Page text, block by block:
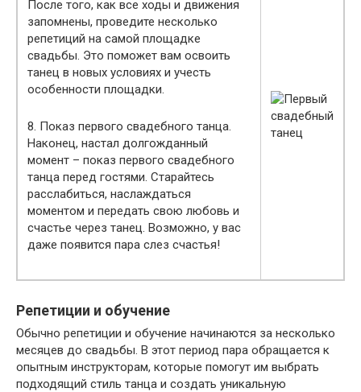
После того, как все ходы и движения
запомнены, проведите несколько
репетиций на самой площадке
свадьбы. Это поможет вам освоить
танец в новых условиях и учесть
особенности площадки.
8. Показ первого свадебного танца.
Наконец, настал долгожданный
момент – показ первого свадебного
танца перед гостями. Старайтесь
расслабиться, наслаждаться
моментом и передать свою любовь и
счастье через танец. Возможно, у вас
даже появится пара слез счастья!
Репетиции и обучение
Обычно репетиции и обучение начинаются за несколько
месяцев до свадьбы. В этот период пара обращается к
опытным инструкторам, которые помогут им выбрать
подходящий стиль танца и создать уникальную